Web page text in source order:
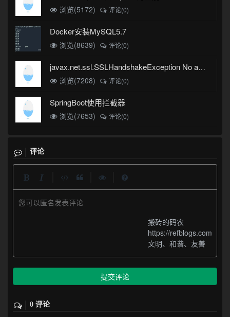
浏览(5172) 评论(0)
Docker安装MySQL5.7
浏览(8639) 评论(0)
javax.net.ssl.SSLHandshakeException No appropriate protocol (protocol is disabled or cipher suites are inappropriate)错误
浏览(7208)
评论(0)
SpringBoot使用拦截器
浏览(7653) 评论(0)
评论
您可以匿名发表评论
搬砖的码农
https://refblogs.com
文明、和谐、友善
提交评论
0 评论